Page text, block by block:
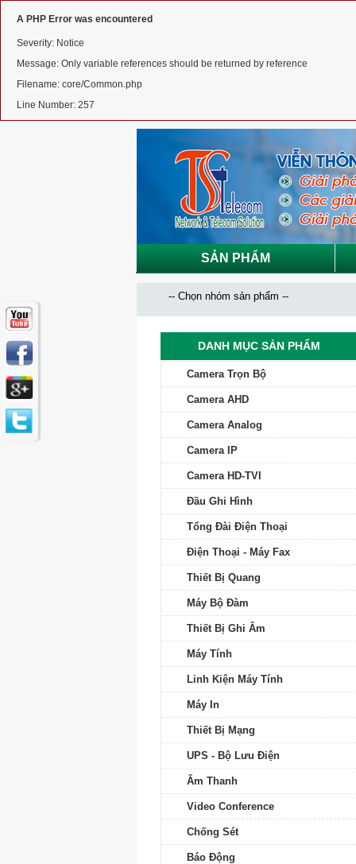
A PHP Error was encountered
Severity: Notice
Message: Only variable references should be returned by reference
Filename: core/Common.php
Line Number: 257
SẢN PHẨM
DANH MỤC SẢN PHẨM
Camera Trọn Bộ
Camera AHD
Camera Analog
Camera IP
Camera HD-TVI
Đầu Ghi Hình
Tổng Đài Điện Thoại
Điện Thoại - Máy Fax
Thiết Bị Quang
Máy Bộ Đàm
Thiết Bị Ghi Âm
Máy Tính
Linh Kiện Máy Tính
Máy In
Thiết Bị Mạng
UPS - Bộ Lưu Điện
Âm Thanh
Video Conference
Chống Sét
Báo Động